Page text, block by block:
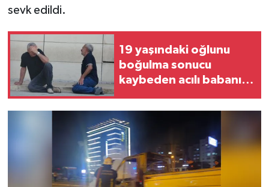
sevk edildi.
19 yaşındaki oğlunu
boğulma sonucu
kaybeden acılı babanın
dağladı